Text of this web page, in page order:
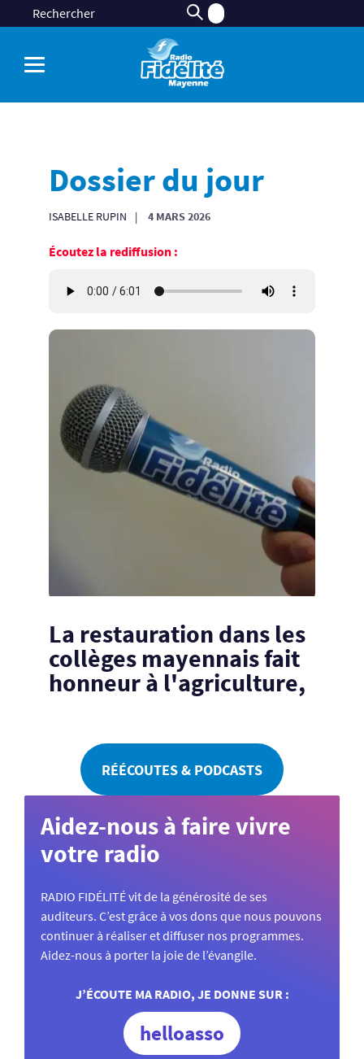
Dossier du jour
ISABELLE RUPIN 4 MARS 2026
Écoutez la rediffusion :
La restauration dans les
collèges mayennais fait
honneur à l'agriculture,
RÉÉCOUTES & PODCASTS
Aidez-nous à faire vivre
votre radio
RADIO FIDÉLITÉ vit de la générosité de ses
auditeurs. C’est grâce à vos dons que nous pouvons
continuer à réaliser et diffuser nos programmes.
Aidez-nous à porter la joie de l’évangile.
J’ÉCOUTE MA RADIO, JE DONNE SUR :
helloasso